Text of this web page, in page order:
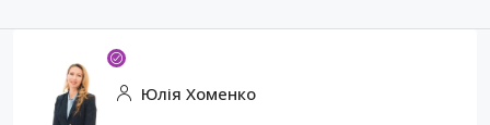
Юлія Хоменко